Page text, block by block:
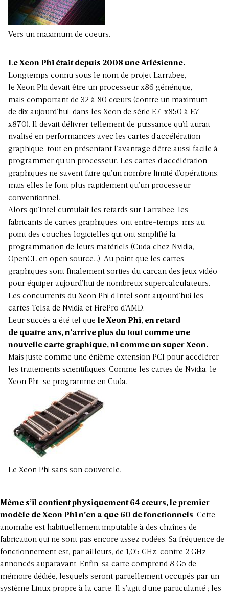
Vers un maximum de coeurs.
Le Xeon Phi était depuis 2008 une Arlésienne.
Longtemps connu sous le nom de projet Larrabee,
le Xeon Phi devait être un processeur x86 générique,
mais comportant de 32 à 80 cœurs (contre un maximum
de dix aujourd’hui, dans les Xeon de série E7-x850 à E7-
x870). Il devait délivrer tellement de puissance qu’il aurait
rivalisé en performances avec les cartes d’accélération
graphique, tout en présentant l’avantage d’être aussi facile à
programmer qu’un processeur. Les cartes d’accélération
graphiques ne savent faire qu’un nombre limité d’opérations,
mais elles le font plus rapidement qu’un processeur
conventionnel.
Alors qu’Intel cumulait les retards sur Larrabee, les
fabricants de cartes graphiques, ont entre-temps, mis au
point des couches logicielles qui ont simplifié la
programmation de leurs matériels (Cuda chez Nvidia,
OpenCL en open source…). Au point que les cartes
graphiques sont finalement sorties du carcan des jeux vidéo
pour équiper aujourd’hui de nombreux supercalculateurs.
Les concurrents du Xeon Phi d’Intel sont aujourd’hui les
cartes Telsa de Nvidia et FirePro d’AMD.
Leur succès a été tel que le Xeon Phi, en retard
de quatre ans, n’arrive plus du tout comme une
nouvelle carte graphique, ni comme un super Xeon.
Mais juste comme une énième extension PCI pour accélérer
les traitements scientifiques. Comme les cartes de Nvidia, le
Xeon Phi se programme en Cuda.
Le Xeon Phi sans son couvercle.
Même s’il contient physiquement 64 cœurs, le premier
modèle de Xeon Phi n’en a que 60 de fonctionnels. Cette
anomalie est habituellement imputable à des chaînes de
fabrication qui ne sont pas encore assez rodées. Sa fréquence de
fonctionnement est, par ailleurs, de 1,05 GHz, contre 2 GHz
annoncés auparavant. Enfin, sa carte comprend 8 Go de
mémoire dédiée, lesquels seront partiellement occupés par un
système Linux propre à la carte. Il s’agit d’une particularité ; les